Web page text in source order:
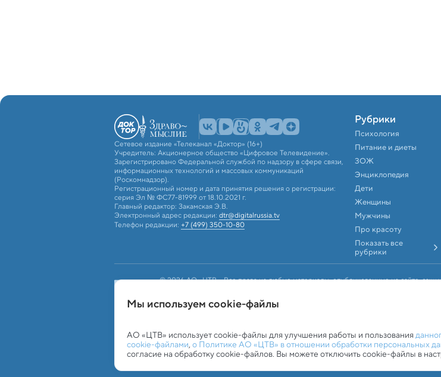
Сетевое издание «Телеканал «Доктор» (16+)
Учредитель: Акционерное общество «Цифровое Телевидение».
Зарегистрировано Федеральной службой по надзору в сфере связи,
информационных технологий и массовых коммуникаций
(Роскомнадзор).
Регистрационный номер и дата принятия решения о регистрации:
серия Эл № ФС77-81999 от 18.10.2021 г.
Главный редактор: Закамская Э.В.
Электронный адрес редакции: dtr@digitalrussia.tv
Телефон редакции: +7 (499) 350-10-80
Рубрики
Психология
Питание и диеты
ЗОЖ
Энциклопедия
Дети
Женщины
Мужчины
Про красоту
Показать все
рубрики
© 2026 АО «ЦТВ». Все права на любые материалы, опубликованные на сайте,
«ЦТВ»). Для лиц старше 16 лет.
Обработка персональных данных Работа с cookie-файлами
Мы используем сookie-файлы
АО «ЦТВ» использует cookie-файлы для улучшения работы и пользования
cookie-файлами,о Политике АО «ЦТВ» в отношении обработки персональных
согласие на обработку cookie-файлов. Вы можете отключить cookie-файлы в